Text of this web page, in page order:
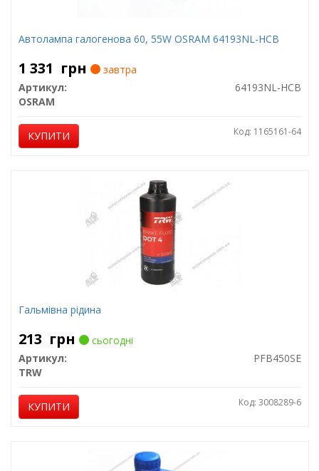
Автолампа галогенова 60, 55W OSRAM 64193NL-HCB
1 331 грн
завтра
Артикул:
64193NL-HCB
OSRAM
КУПИТИ Код: 1165161-64
Гальмівна рідина
213 грн
сьогодні
Артикул:
PFB450SE
TRW
КУПИТИ Код: 3008289-6